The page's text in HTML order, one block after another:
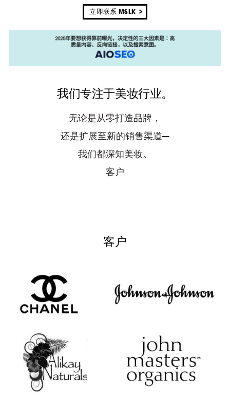
立即联系 MSLK
我们专注于美妆行业。
无论是从零打造品牌，
还是扩展至新的销售渠道—
我们都深知美妆。
客户
客户